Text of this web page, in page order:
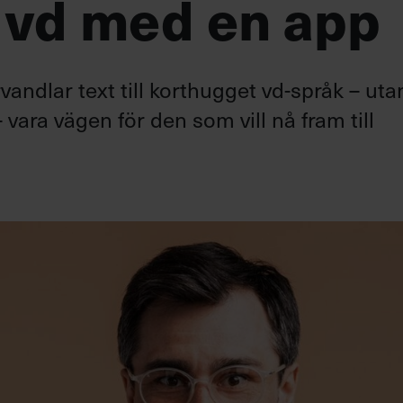
med en app
text till korthugget vd-språk –
vägen för den som vill nå fram till